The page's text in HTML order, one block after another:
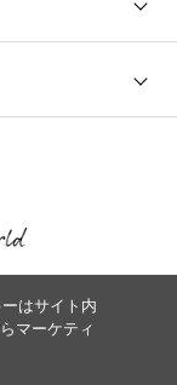
はサイト内
マーケティ